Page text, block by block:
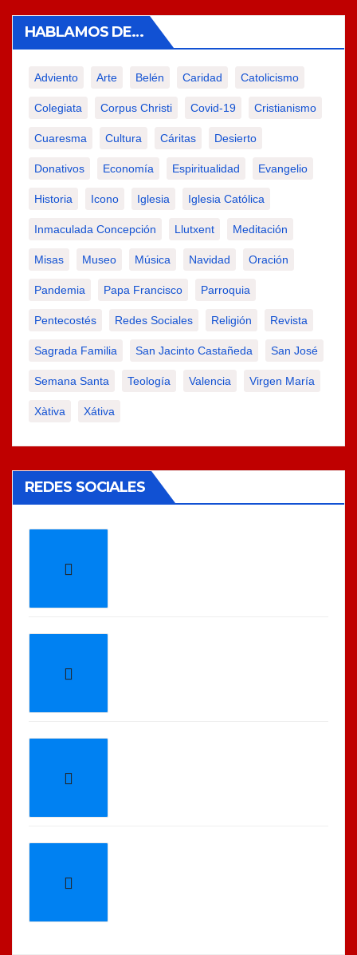
HABLAMOS DE…
Adviento Arte Belén Caridad Catolicismo
Colegiata Corpus Christi Covid-19 Cristianismo
Cuaresma Cultura Cáritas Desierto
Donativos Economía Espiritualidad Evangelio
Historia Icono Iglesia Iglesia Católica
Inmaculada Concepción Llutxent Meditación
Misas Museo Música Navidad Oración
Pandemia Papa Francisco Parroquia
Pentecostés Redes Sociales Religión Revista
Sagrada Familia San Jacinto Castañeda San José
Semana Santa Teología Valencia Virgen María
Xàtiva Xátiva
REDES SOCIALES